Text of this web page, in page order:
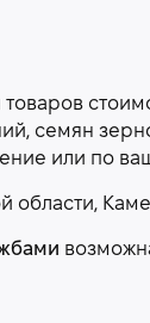
товаров
семян
или по
области,